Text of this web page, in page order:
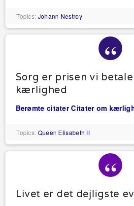
Topics: Johann Nestroy
Sorg er prisen vi
kærlighed
Berømte citater Citater om
Topics: Queen Elisabeth II
Livet er det dejligste